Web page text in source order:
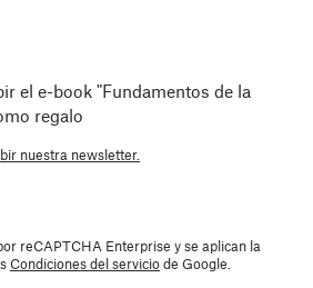
el e-book "Fundamentos de la
regalo
nuestra newsletter.
reCAPTCHA Enterprise y se aplican la
Condiciones del serviciode Google.